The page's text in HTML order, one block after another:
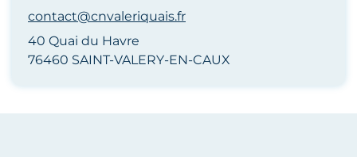
contact@cnvaleriquais.fr
40 Quai du Havre
76460 SAINT-VALERY-EN-CAUX